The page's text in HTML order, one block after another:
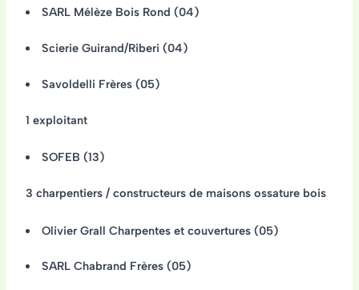
SARL Mélèze Bois Rond (04)
Scierie Guirand/Riberi (04)
Savoldelli Frères (05)
1 exploitant
SOFEB (13)
3 charpentiers / constructeurs de maisons ossature bois
Olivier Grall Charpentes et couvertures (05)
SARL Chabrand Frères (05)